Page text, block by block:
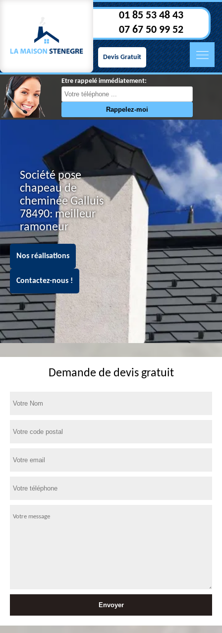
01 85 53 48 43
07 67 50 99 52
Devis Gratuit
Etre rappelé immédiatement:
Société pose
chapeau de
cheminée Galluis
78490: meilleur
ramoneur
Nos réalisations
Contactez-nous !
Demande de devis gratuit